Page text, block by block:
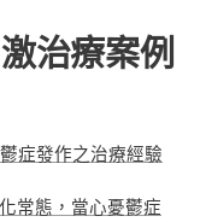
治療案例
症發作之治療經驗
常態，當心憂鬱症